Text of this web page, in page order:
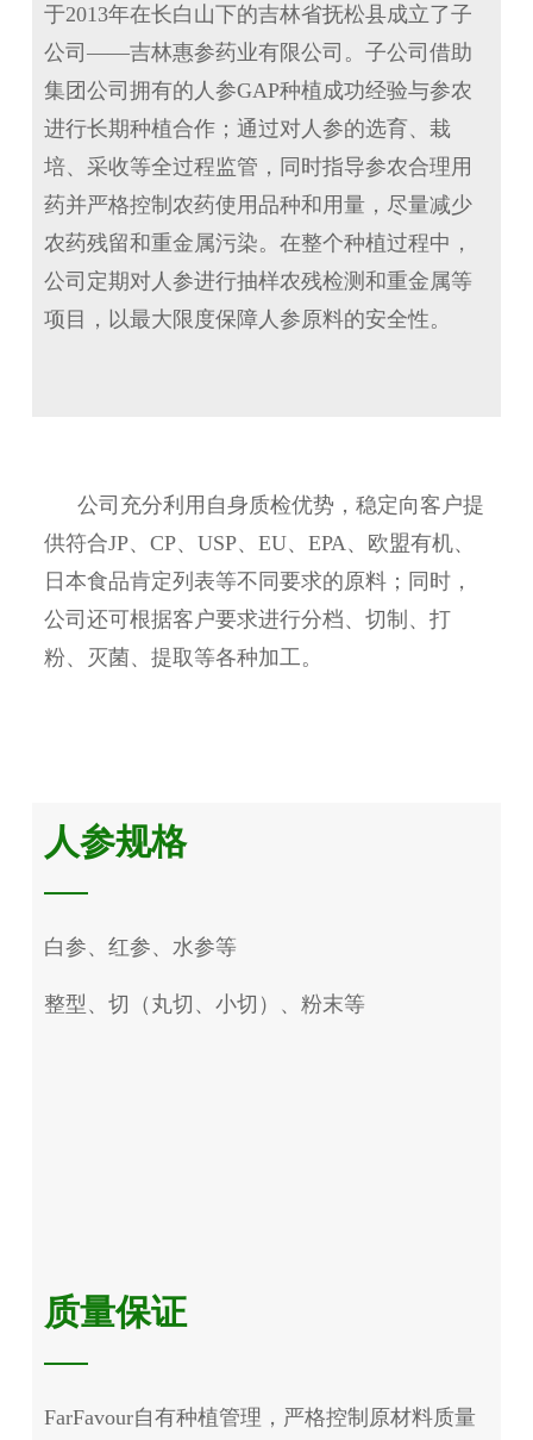
于2013年在长白山下的吉林省抚松县成立了子
公司——吉林惠参药业有限公司。子公司借助
集团公司拥有的人参GAP种植成功经验与参农
进行长期种植合作；通过对人参的选育、栽
培、采收等全过程监管，同时指导参农合理用
药并严格控制农药使用品种和用量，尽量减少
农药残留和重金属污染。在整个种植过程中，
公司定期对人参进行抽样农残检测和重金属等
项目，以最大限度保障人参原料的安全性。
公司充分利用自身质检优势，稳定向客户提
供符合JP、 CP、 USP、 EU、 EPA 、欧盟有机、
日本食品肯定列表等不同要求的原料；同时，
公司还可根据客户要求进行分档、切制、打
粉、灭菌、提取等各种加工。
人参规格
白参、红参、水参等
整型、切（丸切、小切）、粉末等
质量保证
FarFavour自有种植管理，严格控制原材料质量